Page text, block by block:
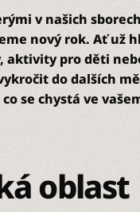
v našich
nový rok. Ať už
aktivity pro děti
do dalších
se chystá ve
oblast